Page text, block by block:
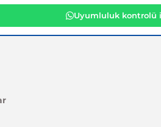
Uyumluluk kontrolü